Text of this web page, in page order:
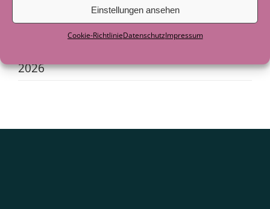
Einstellungen ansehen
Cookie-RichtlinieDatenschutzImpressum
Boot nicht mehr gebraucht wurde
Juni 2026
2026